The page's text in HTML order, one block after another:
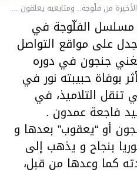
من فلّوجة.. ومتابعيه يعلقون ...
مسلسل الفلّوجة في
على مواقع التواصل
جنجون في دوره
بوفاة حبيبته نور في
تنقل التلاميذ، في
فاجعة عمدون .
أو “يعقوب” بعدها و
بنجاح و يذهب إلى
كما وعدها من قبل،